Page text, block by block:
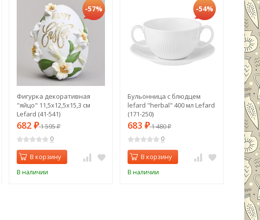
-57%
Фигурка декоративная
"яйцо" 11,5х12,5х15,3 см
Lefard (41-541)
682 ₽1 595₽
0
В корзину
В наличии
-54%
Бульонница с блюдцем
lefard "herbal" 400 мл Lefard
(171-250)
683 ₽1 480₽
0
В корзину
В наличии
683₽
В
В